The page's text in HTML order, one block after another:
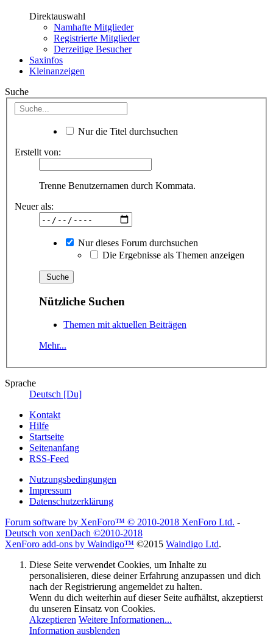
Direktauswahl
Namhafte Mitglieder
Registrierte Mitglieder
Derzeitige Besucher
Saxinfos
Kleinanzeigen
Suche
Nur die Titel durchsuchen
Erstellt von:
Trenne Benutzernamen durch Kommata.
Neuer als:
Nur dieses Forum durchsuchen
Die Ergebnisse als Themen anzeigen
Nützliche Suchen
Themen mit aktuellen Beiträgen
Mehr...
Sprache
Deutsch [Du]
Kontakt
Hilfe
Startseite
Seitenanfang
RSS-Feed
Nutzungsbedingungen
Impressum
Datenschutzerklärung
Forum software by XenForo™ © 2010-2018 XenForo Ltd. -
Deutsch von xenDach ©2010-2018
XenForo add-ons by Waindigo™ ©2015 Waindigo Ltd.
Diese Seite verwendet Cookies, um Inhalte zu
personalisieren, diese deiner Erfahrung anzupassen und dich
nach der Registrierung angemeldet zu halten.
Wenn du dich weiterhin auf dieser Seite aufhältst, akzeptierst
du unseren Einsatz von Cookies.
Akzeptieren Weitere Informationen...
Information ausblenden